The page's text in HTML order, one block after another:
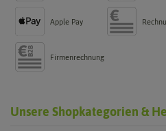
Apple Pay
Firmenrechnung
Unsere Shopkategorien &